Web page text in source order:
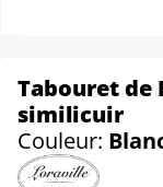
Tabouret de
similicuir
Couleur: